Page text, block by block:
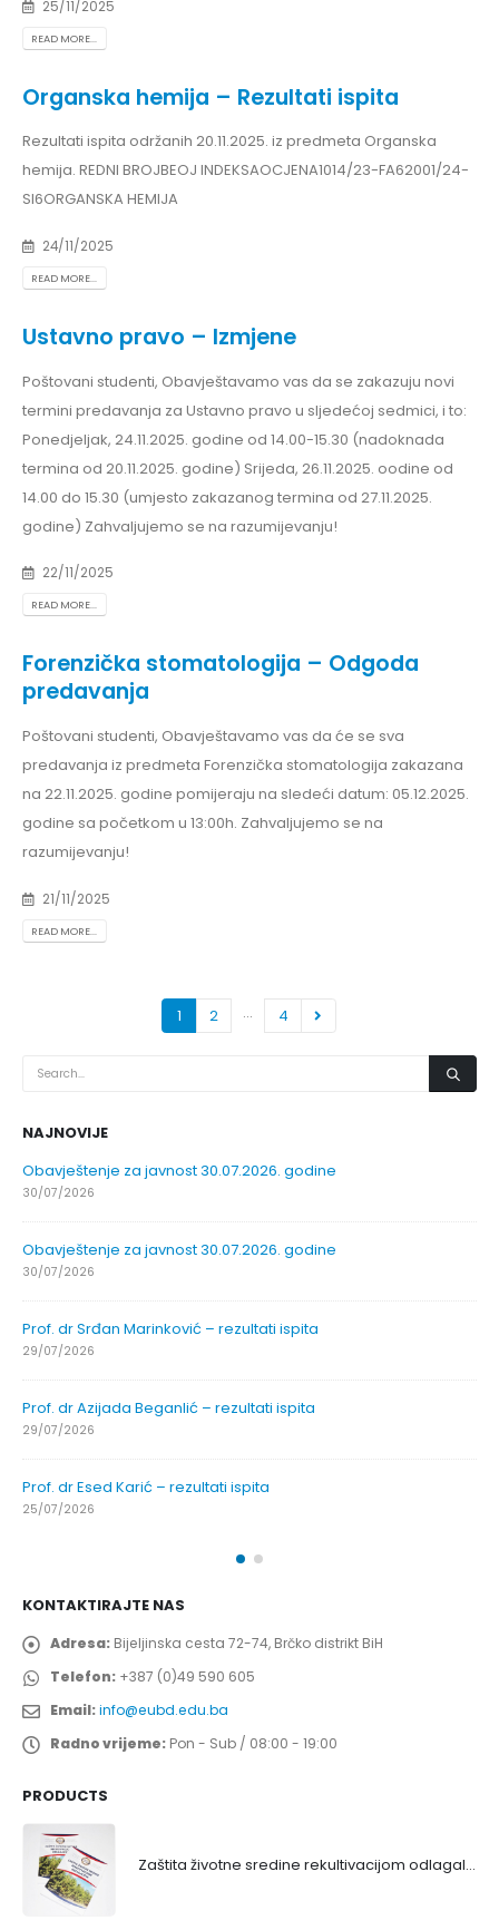
25/11/2025
READ MORE...
Organska hemija – Rezultati ispita
Rezultati ispita održanih 20.11.2025. iz predmeta Organska
hemija. REDNI BROJBEOJ INDEKSAOCJENA1014/23-FA62001/24-
SI6ORGANSKA HEMIJA
24/11/2025
READ MORE...
Ustavno pravo – Izmjene
Poštovani studenti, Obavještavamo vas da se zakazuju novi
termini predavanja za Ustavno pravo u sljedećoj sedmici, i to:
Ponedjeljak, 24.11.2025. godine od 14.00-15.30 (nadoknada
termina od 20.11.2025. godine) Srijeda, 26.11.2025. oodine od
14.00 do 15.30 (umjesto zakazanog termina od 27.11.2025.
godine) Zahvaljujemo se na razumijevanju!
22/11/2025
READ MORE...
Forenzička stomatologija – Odgoda
predavanja
Poštovani studenti, Obavještavamo vas da će se sva
predavanja iz predmeta Forenzička stomatologija zakazana
na 22.11.2025. godine pomijeraju na sledeći datum: 05.12.2025.
godine sa početkom u 13:00h. Zahvaljujemo se na
razumijevanju!
21/11/2025
READ MORE...
1 2 … 4
NAJNOVIJE
Obavještenje za javnost 30.07.2026. godine
30/07/2026
Obavještenje za javnost 30.07.2026. godine
30/07/2026
Prof. dr Srđan Marinković – rezultati ispita
29/07/2026
Prof. dr Azijada Beganlić – rezultati ispita
29/07/2026
Prof. dr Esed Karić – rezultati ispita
25/07/2026
KONTAKTIRAJTE NAS
Adresa: Bijeljinska cesta 72-74, Brčko distrikt BiH
Telefon: +387 (0)49 590 605
Email:info@eubd.edu.ba
Radno vrijeme: Pon - Sub / 08:00 - 19:00
PRODUCTS
Zaštita životne sredine rekultivacijom odlagališta